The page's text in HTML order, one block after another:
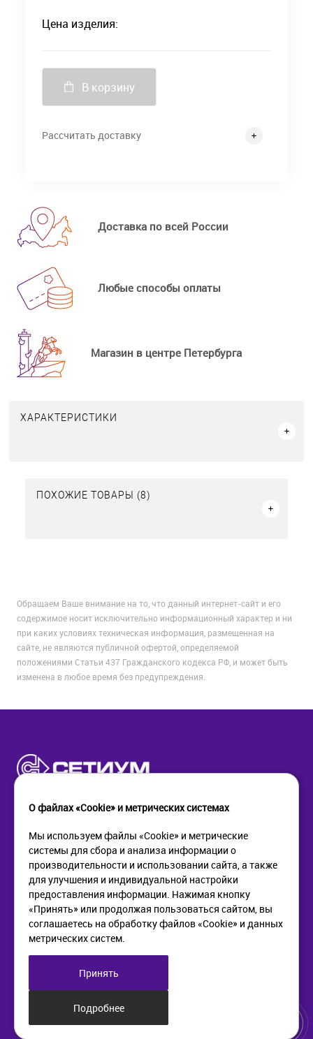
Цена изделия:
В корзину
Рассчитать доставку
Доставка по всей России
Любые способы оплаты
Магазин в центре Петербурга
ХАРАКТЕРИСТИКИ
ПОХОЖИЕ ТОВАРЫ (8)
Обращаем Ваше внимание на то, что данный интернет-сайт и его
содержимое носит исключительно информационный характер и ни
при каких условиях техническая информация, размещенная на
сайте, не являются публичной офертой, определяемой
положениями Статьи 437 Гражданского кодекса РФ, и может быть
изменена в любое время без предупреждения.
КОМПАНИЯ
О компании
Новости
Контакты
ПОМОЩЬ
Как купить
Доставка
Возврат
ИНФОРМАЦИЯ
Политика в отношении
обработки персональных
web@setium.ru
Малый пр. П.С., д 84-86
О файлах «Cookie» и метрических системах
Мы используем файлы «Cookie» и метрические
системы для сбора и анализа информации о
производительности и использовании сайта, а также
для улучшения и индивидуальной настройки
предоставления информации. Нажимая кнопку
«Принять» или продолжая пользоваться сайтом, вы
соглашаетесь на обработку файлов «Cookie» и данных
метрических систем.
Принять
Подробнее